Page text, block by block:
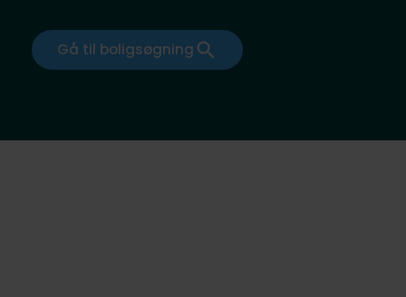
Gå til boligsøgning